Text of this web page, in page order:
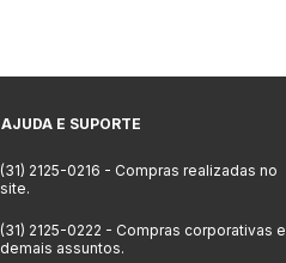
AJUDA E SUPORTE
(31) 2125-0216 - Compras realizadas no
site.
(31) 2125-0222 - Compras corporativas e
demais assuntos.